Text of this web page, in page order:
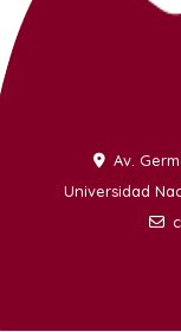
Av.
Universidad